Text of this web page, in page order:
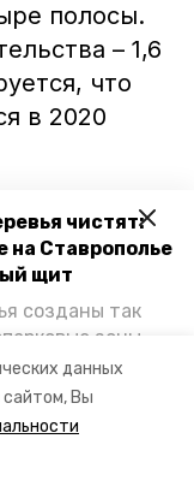
данных
сайтом, Вы
чистят:
на Ставрополье
щит
созданы так
зоны,
выхлопных
они с
и
узнала
полосы.
– 1,6
что
в 2020
в
№31 со